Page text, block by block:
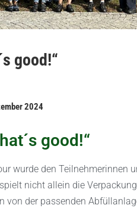
good!“
2024
good!“
wurde den Teilnehmerinnen
nicht allein die
von der passenden